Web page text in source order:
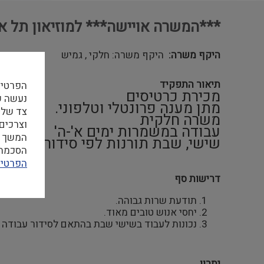
***המשרה אויישה*** למוזיאון תל
היקף משרה היקף משרה: חלקי , גמיש
תיאור התפקיד
מכירת כרטיסים
מתן מענה פרונטלי וטלפוני.
משרה חלקית
עבודה במשמרות ימים א'-ה'
שישי, שבת תורנות לפי סידור
דרישות סף
תודעת שרות גבוהה.
יחסי אנוש טובים מאוד.
נכונות לעבוד בשישי שבת בהתאם לסידור עבודה
צד
המשך